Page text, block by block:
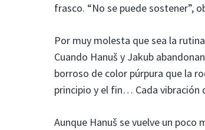
frasco. “No se puede sostener”,
Por muy molesta que sea la
Cuando Hanuš y Jakub
borroso de color púrpura que la
principio y el fin… Cada vibración
Aunque Hanuš se vuelve un poco